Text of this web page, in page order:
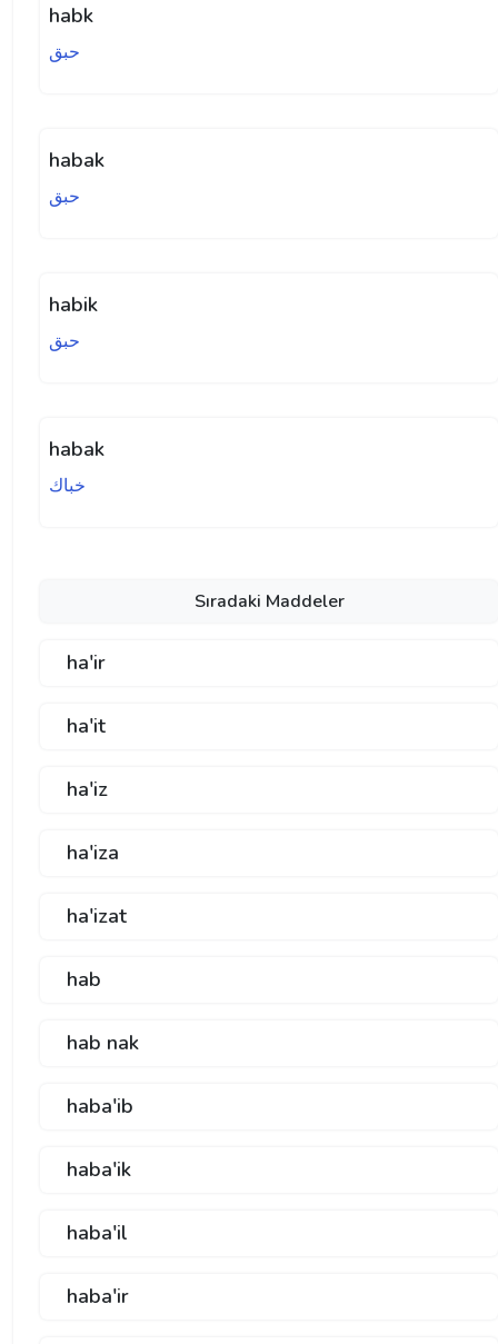
habk
حبق
habak
حبق
habik
حبق
habak
خباك
Sıradaki Maddeler
ha'ir
ha'it
ha'iz
ha'iza
ha'izat
hab
hab nak
haba'ib
haba'ik
haba'il
haba'ir